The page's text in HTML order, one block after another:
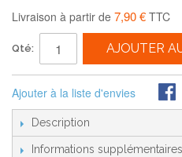
Livraison à partir de 7,90 € TTC
Qté: AJOUTER
Ajouter à la liste d'envies
Description
Informations supplémentaires